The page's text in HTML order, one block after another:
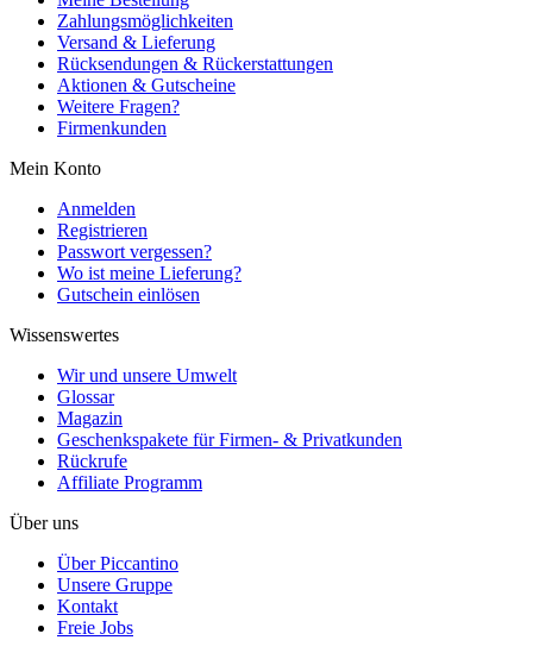
Zahlungsmöglichkeiten
Versand & Lieferung
Rücksendungen & Rückerstattungen
Aktionen & Gutscheine
Weitere Fragen?
Firmenkunden
Mein Konto
Anmelden
Registrieren
Passwort vergessen?
Wo ist meine Lieferung?
Gutschein einlösen
Wissenswertes
Wir und unsere Umwelt
Glossar
Magazin
Geschenkspakete für Firmen- & Privatkunden
Rückrufe
Affiliate Programm
Über uns
Über Piccantino
Unsere Gruppe
Kontakt
Freie Jobs